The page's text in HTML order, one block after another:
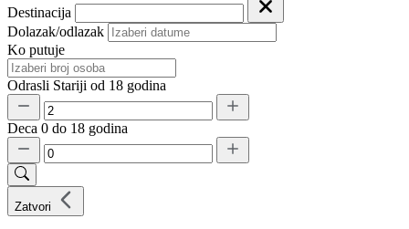
Destinacija
Dolazak/odlazak
Ko putuje
Odrasli Stariji od 18 godina
Deca 0 do 18 godina
Zatvori